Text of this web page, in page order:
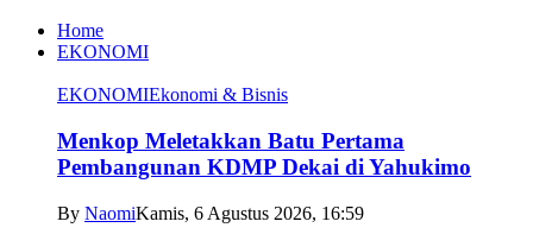
Home
EKONOMI
EKONOMIEkonomi & Bisnis
Menkop Meletakkan Batu Pertama
Pembangunan KDMP Dekai di Yahukimo
By NaomiKamis, 6 Agustus 2026, 16:59